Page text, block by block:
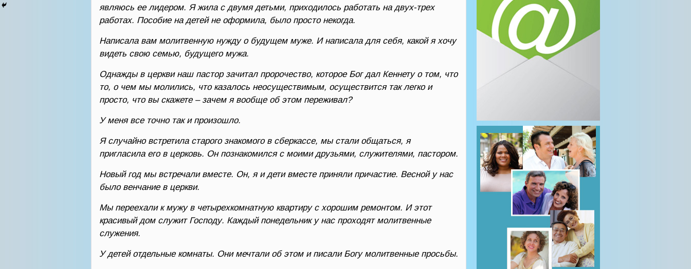
являюсь ее лидером. Я жила с двумя детьми, приходилось работать на двух-трех
работах. Пособие на детей не оформила, было просто некогда.
Написала вам молитвенную нужду о будущем муже. И написала для себя, какой я хочу
видеть свою семью, будущего мужа.
Однажды в церкви наш пастор зачитал пророчество, которое Бог дал Кеннету о том, что
то, о чем мы молились, что казалось неосуществимым, осуществится так легко и
просто, что вы скажете – зачем я вообще об этом переживал?
У меня все точно так и произошло.
Я случайно встретила старого знакомого в сберкассе, мы стали общаться, я
пригласила его в церковь. Он познакомился с моими друзьями, служителями, пастором.
Новый год мы встречали вместе. Он, я и дети вместе приняли причастие. Весной у нас
было венчание в церкви.
Мы переехали к мужу в четырехкомнатную квартиру с хорошим ремонтом. И этот
красивый дом служит Господу. Каждый понедельник у нас проходят молитвенные
служения.
У детей отдельные комнаты. Они мечтали об этом и писали Богу молитвенные просьбы.